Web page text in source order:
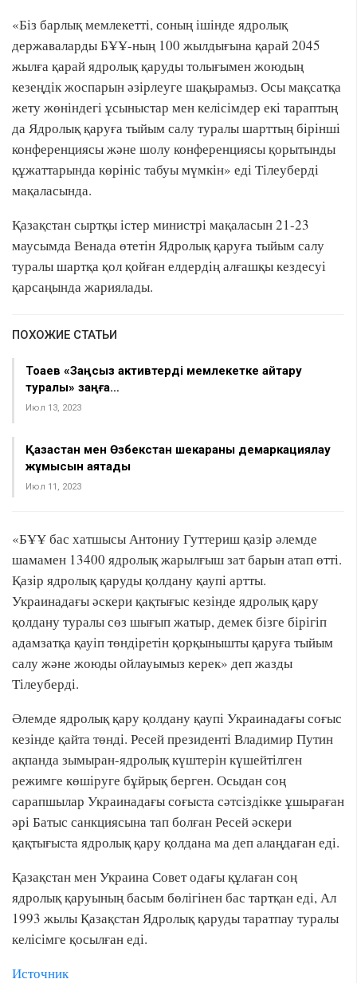
«Біз барлық мемлекетті, соның ішінде ядролық
державаларды БҰҰ-ның 100 жылдығына қарай 2045
жылға қарай ядролық қаруды толығымен жоюдың
кезеңдік жоспарын әзірлеуге шақырамыз. Осы мақсатқа
жету жөніндегі ұсыныстар мен келісімдер екі тараптың
да Ядролық қаруға тыйым салу туралы шарттың бірінші
конференциясы және шолу конференциясы қорытынды
құжаттарында көрініс табуы мүмкін» еді Тілеуберді
мақаласында.
Қазақстан сыртқы істер министрі мақаласын 21-23
маусымда Венада өтетін Ядролық қаруға тыйым салу
туралы шартқа қол қойған елдердің алғашқы кездесуі
қарсаңында жариялады.
ПОХОЖИЕ СТАТЬИ
Тоқаев «Заңсыз активтерді мемлекетке қайтару
туралы» заңға…
Июл 13, 2023
Қазақстан мен Өзбекстан шекараны демаркациялау
жұмысын аяқтады
Июл 11, 2023
«БҰҰ бас хатшысы Антониу Гуттериш қазір әлемде
шамамен 13400 ядролық жарылғыш зат барын атап өтті.
Қазір ядролық қаруды қолдану қаупі артты.
Украинадағы әскери қақтығыс кезінде ядролық қару
қолдану туралы сөз шығып жатыр, демек бізге бірігіп
адамзатқа қауіп төндіретін қорқынышты қаруға тыйым
салу және жоюды ойлауымыз керек» деп жазды
Тілеуберді.
Әлемде ядролық қару қолдану қаупі Украинадағы соғыс
кезінде қайта төнді. Ресей президенті Владимир Путин
ақпанда зымыран-ядролық күштерін күшейтілген
режимге көшіруге бұйрық берген. Осыдан соң
сарапшылар Украинадағы соғыста сәтсіздікке ұшыраған
әрі Батыс санкциясына тап болған Ресей әскери
қақтығыста ядролық қару қолдана ма деп алаңдаған еді.
Қазақстан мен Украина Совет одағы құлаған соң
ядролық қаруының басым бөлігінен бас тартқан еді, Ал
1993 жылы Қазақстан Ядролық қаруды таратпау туралы
келісімге қосылған еді.
Источник